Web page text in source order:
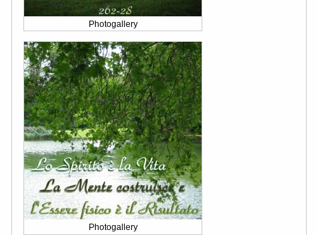
Photogallery
Photogallery